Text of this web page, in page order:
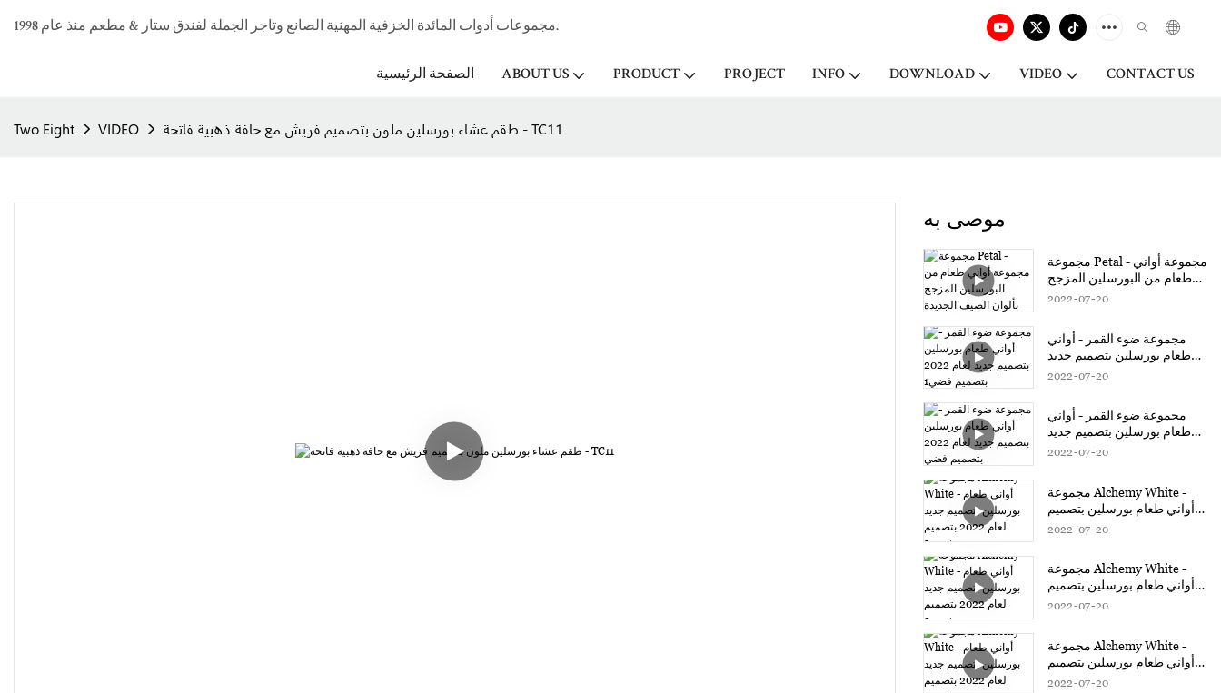
مجموعات أدوات المائدة الخزفية المهنية الصانع وتاجر الجملة لفندق ستار & مطعم منذ عام 1998.
الصفحة الرئيسية ABOUT US PRODUCT PROJECT INFO DOWNLOAD VIDEO CONTACT US
Two Eight VIDEO طقم عشاء بورسلين ملون بتصميم فريش مع حافة ذهبية فاتحة - TC11
موصى به
مجموعة Petal - مجموعة أواني
طعام من البورسلين المزجج
بألوان الصيف الجديدة
2022 07 20
مجموعة ضوء القمر - أواني
طعام بورسلين بتصميم جديد
2022 07 20
مجموعة ضوء القمر - أواني
طعام بورسلين بتصميم جديد
2022 07 20
مجموعة Alchemy White -
أواني طعام بورسلين بتصميم
2022 07 20
مجموعة Alchemy White -
أواني طعام بورسلين بتصميم
2022 07 20
مجموعة Alchemy White -
أواني طعام بورسلين بتصميم
2022 07 20